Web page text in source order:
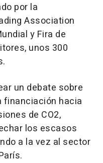
por la
Association
y Fira de
unos 300
un debate sobre
financiación hacia
de CO2,
los escasos
a la vez al sector